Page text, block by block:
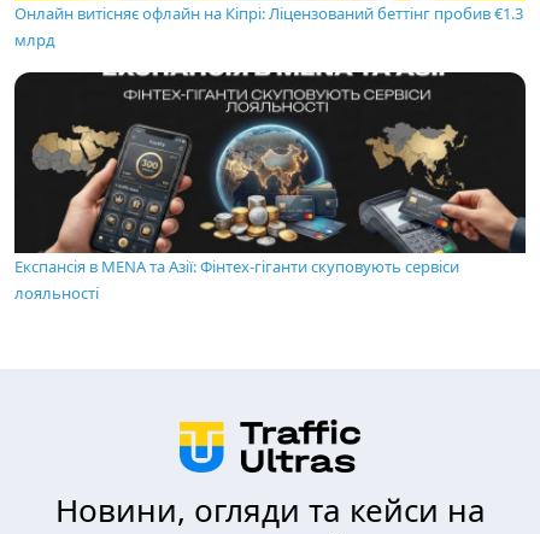
Онлайн витісняє офлайн на Кіпрі: Ліцензований беттінг пробив €1.3
млрд
Експансія в MENA та Азії: Фінтех-гіганти скуповують сервіси
лояльності
Новини, огляди та кейси на